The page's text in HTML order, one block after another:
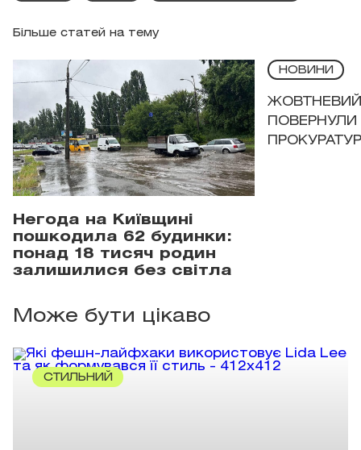
Більше статей на тему
Негода на Київщині
пошкодила 62 будинки:
понад 18 тисяч родин
залишилися без світла
НОВИНИ
ЖОВТНЕВИЙ
ПОВЕРНУЛИ
Може бути цікаво
СТИЛЬНИЙ